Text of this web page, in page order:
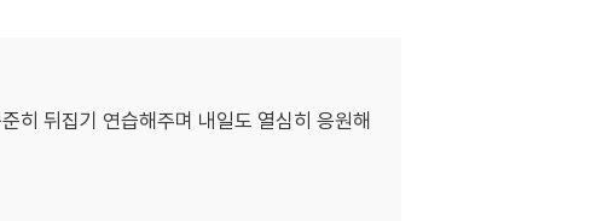
히 뒤집기 연습해주며 내일도 열심히 응원해